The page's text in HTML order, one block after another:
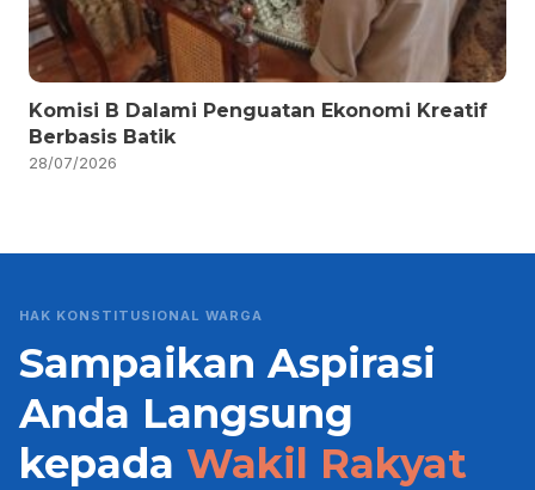
Komisi B Dalami Penguatan Ekonomi Kreatif
Berbasis Batik
28/07/2026
HAK KONSTITUSIONAL WARGA
Sampaikan Aspirasi
Anda Langsung
kepada Wakil Rakyat